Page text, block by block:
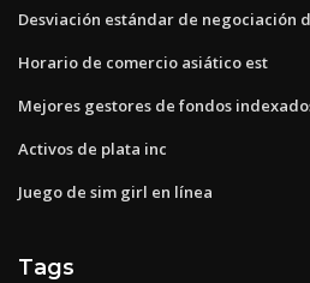
Desviación estándar de negociación
Horario de comercio asiático est
Mejores gestores de fondos
Activos de plata inc
Juego de sim girl en línea
Tags